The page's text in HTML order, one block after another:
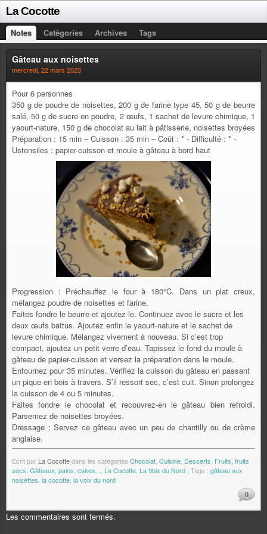
La Cocotte
Notes Catégories Archives Tags
Gâteau aux noisettes
mercredi, 22 mars 2023
Pour 6 personnes
350 g de poudre de noisettes, 200 g de farine type 45, 50 g de beurre
salé, 50 g de sucre en poudre, 2 œufs, 1 sachet de levure chimique, 1
yaourt-nature, 150 g de chocolat au lait à pâtisserie, noisettes broyées
Préparation : 15 min – Cuisson : 35 min – Coût : * - Difficulté : * -
Ustensiles : papier-cuisson et moule à gâteau à bord haut
Progression : Préchauffez le four à 180°C. Dans un plat creux,
mélangez poudre de noisettes et farine.
Faites fondre le beurre et ajoutez-le. Continuez avec le sucre et les
deux œufs battus. Ajoutez enfin le yaourt-nature et le sachet de
levure chimique. Mélangez vivement à nouveau. Si c’est trop
compact, ajoutez un petit verre d’eau. Tapissez le fond du moule à
gâteau de papier-cuisson et versez la préparation dans le moule.
Enfournez pour 35 minutes. Vérifiez la cuisson du gâteau en passant
un pique en bois à travers. S’il ressort sec, c’est cuit. Sinon prolongez
la cuisson de 4 ou 5 minutes.
Faites fondre le chocolat et recouvrez-en le gâteau bien refroidi.
Parsemez de noisettes broyées.
Dressage : Servez ce gâteau avec un peu de chantilly ou de crème
anglaise.
Écrit par La Cocottedans les catégories Chocolat Cuisine Desserts Fruits, fruits
secs Gâteaux, pains, cakes... La Cocotte La Voix du Nord | Tags : gâteau aux
noisettes la cocotte la voix du nord
0
Les commentaires sont fermés.